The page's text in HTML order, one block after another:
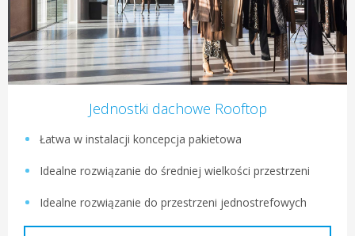
Jednostki dachowe Rooftop
Łatwa w instalacji koncepcja pakietowa
Idealne rozwiązanie do średniej wielkości przestrzeni
Idealne rozwiązanie do przestrzeni jednostrefowych